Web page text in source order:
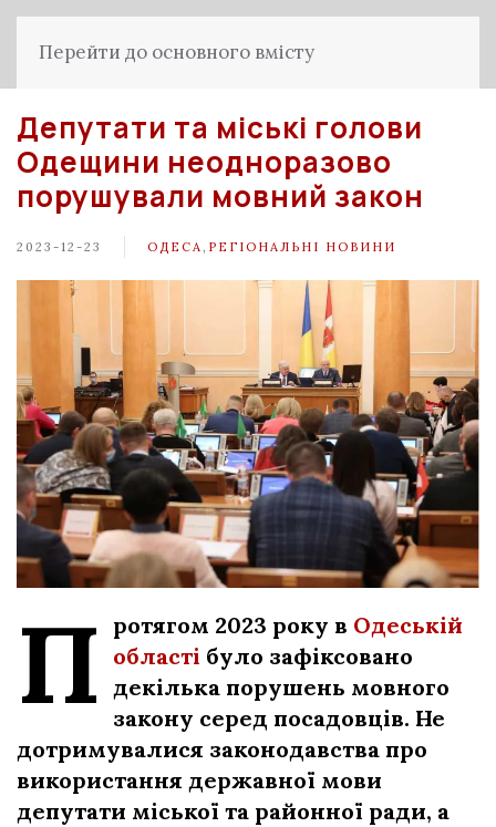
Перейти до основного вмісту
Депутати та міські голови
Одещини неодноразово
порушували мовний закон
2023-12-23 ОДЕСА РЕГІОНАЛЬНІ НОВИНИ
П ротягом 2023 року в Одеській
області було зафіксовано
декілька порушень мовного
закону серед посадовців. Не
дотримувалися законодавства про
використання державної мови
депутати міської та районної ради, а